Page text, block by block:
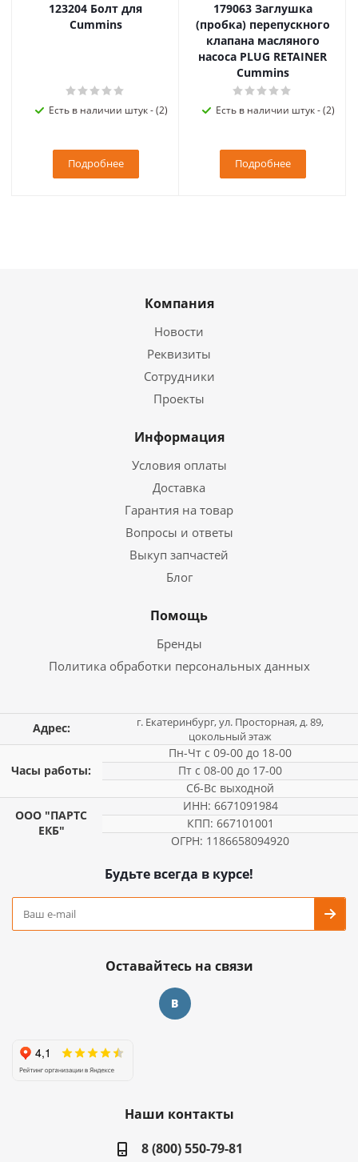
123204 Болт для
Cummins
Есть в наличии штук - (2)
Подробнее
179063 Заглушка
(пробка) перепускного
клапана масляного
насоса PLUG RETAINER
Cummins
Есть в наличии штук - (2)
Подробнее
Компания
Новости
Реквизиты
Сотрудники
Проекты
Информация
Условия оплаты
Доставка
Гарантия на товар
Вопросы и ответы
Выкуп запчастей
Блог
Помощь
Бренды
Политика обработки персональных данных
Адрес:
г. Екатеринбург, ул. Просторная, д. 89,
цокольный этаж
Часы работы:
Пн-Чт с 09-00 до 18-00
Пт с 08-00 до 17-00
Сб-Вс выходной
ООО "ПАРТС
ЕКБ"
ИНН: 6671091984
КПП: 667101001
ОГРН: 1186658094920
Будьте всегда в курсе!
Оставайтесь на связи
Наши контакты
8 (800) 550-79-81